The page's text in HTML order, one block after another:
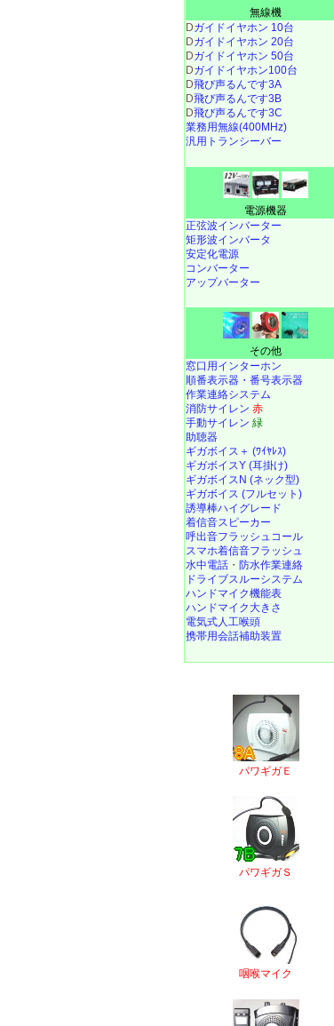
無線機
Dガイドイヤホン 10台
Dガイドイヤホン 20台
Dガイドイヤホン 50台
Dガイドイヤホン100台
D飛び声るんです3A
D飛び声るんです3B
D飛び声るんです3C
業務用無線(400MHz)
汎用トランシーバー
電源機器
正弦波インバーター
矩形波インバータ
安定化電源
コンバーター
アップバーター
その他
窓口用インターホン
順番表示器・番号表示器
作業連絡システム
消防サイレン 赤
手動サイレン 緑
助聴器
ギガボイス＋ (ﾜｲﾔﾚｽ)
ギガボイスY (耳掛け)
ギガボイスN (ネック型)
ギガボイス (フルセット)
誘導棒ハイグレード
着信音スピーカー
呼出音フラッシュコール
スマホ着信音フラッシュ
水中電話 ・ 防水作業連絡
ドライブスルーシステム
ハンドマイク機能表
ハンドマイク大きさ
電気式人工喉頭
携帯用会話補助装置
パワギガＥ
パワギガＳ
咽喉マイク